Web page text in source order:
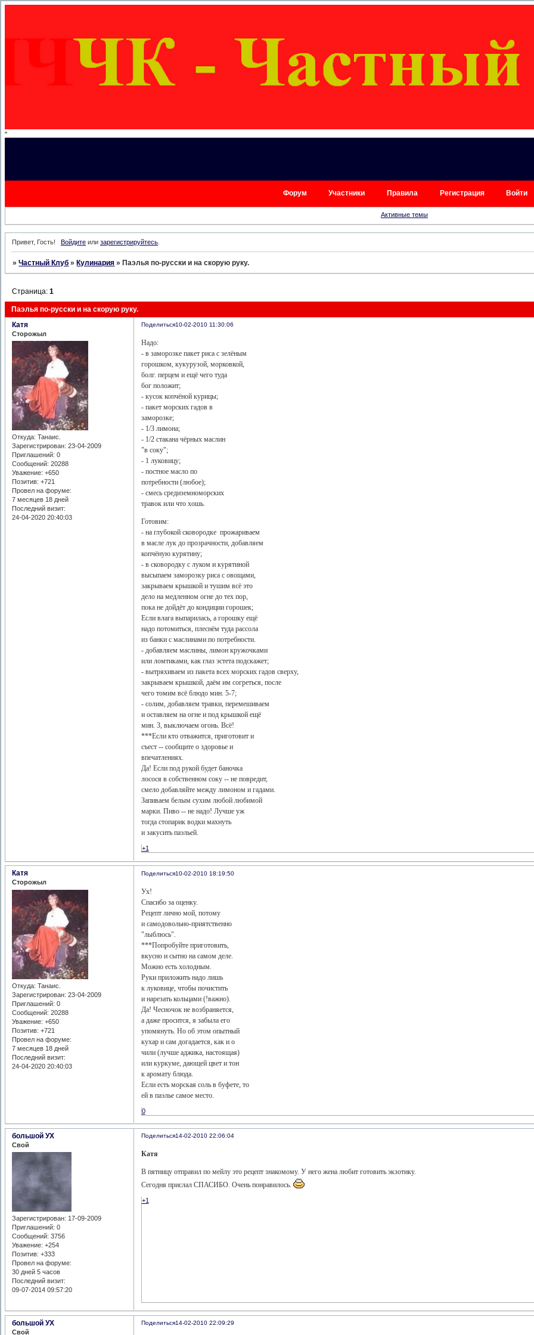
"
Форум Участники Правила Регистрация Войти
Активные темы
Привет, Гость! Войдитеили зарегистрируйтесь.
»Частный Клуб » Кулинария » Паэлья по-русски и на скорую руку.
Паэлья по-русски и на скорую руку.
Страница:1
Поделиться10-02-2010 11:30:06
Катя
Сторожыл
Откуда: Танаис.
Зарегистрирован: 23-04-2009
Приглашений: 0
Сообщений: 20288
Уважение: +650
Позитив: +721
Провел на форуме:
7 месяцев 18 дней
Последний визит:
24-04-2020 20:40:03
Надо:
- в заморозке пакет риса с зелёным
горошком, кукурузой, морковкой,
болг. перцем и ещё чего туда
бог положит;
- кусок копчёной курицы;
- пакет морских гадов в
заморозке;
- 1/3 лимона;
- 1/2 стакана чёрных маслин
"в соку";
- 1 луковицу;
- постное масло по
потребности (любое);
- смесь средиземноморских
травок или что хошь.
Готовим:
- на глубокой сковородке прожариваем
в масле лук до прозрачности, добавляем
копчёную курятину;
- в сковородку с луком и курятиной
высыпаем заморозку риса с овощами,
закрываем крышкой и тушим всё это
дело на медленном огне до тех пор,
пока не дойдёт до кондиции горошек;
Если влага выпарилась, а горошку ещё
надо потомиться, плеснём туда рассола
из банки с маслинами по потребности.
- добавляем маслины, лимон кружочками
или ломтиками, как глаз эстета подскажет;
- вытряхиваем из пакета всех морских гадов сверху,
закрываем крышкой, даём им согреться, после
чего томим всё блюдо мин. 5-7;
- солим, добавляем травки, перемешиваем
и оставляем на огне и под крышкой ещё
мин. 3, выключаем огонь. Всё!
***Если кто отважится, приготовит и
съест -- сообщите о здоровье и
впечатлениях.
Да! Если под рукой будет баночка
лосося в собственном соку -- не повредит,
смело добавляйте между лимоном и гадами.
Запиваем белым сухим любой любимой
марки. Пиво -- не надо! Лучше уж
тогда стопарик водки махнуть
и закусить паэльей.
+1
Поделиться10-02-2010 18:19:50
Катя
Сторожыл
Откуда: Танаис.
Зарегистрирован: 23-04-2009
Приглашений: 0
Сообщений: 20288
Уважение: +650
Позитив: +721
Провел на форуме:
7 месяцев 18 дней
Последний визит:
24-04-2020 20:40:03
Ух!
Спасибо за оценку.
Рецепт лично мой, потому
и самодовольно-приятственно
"лыблюсь".
***Попробуйте приготовить,
вкусно и сытно на самом деле.
Можно есть холодным.
Руки приложить надо лишь
к луковице, чтобы почистить
и нарезать кольцами (!важно).
Да! Чесночок не возбраняется,
а даже просится, я забыла его
упомянуть. Но об этом опытный
кухар и сам догадается, как и о
чили (лучше аджика, настоящая)
или куркуме, дающей цвет и тон
к аромату блюда.
Если есть морская соль в буфете, то
ей в паэлье самое место.
0
Поделиться14-02-2010 22:06:04
большой УХ
Свой
Зарегистрирован: 17-09-2009
Приглашений: 0
Сообщений: 3756
Уважение: +254
Позитив: +333
Провел на форуме:
30 дней 5 часов
Последний визит:
09-07-2014 09:57:20
Катя
В пятницу отправил по мейлу это рецепт знакомому. У него жена любит готовить экзотику.
Сегодня прислал СПАСИБО. Очень понравилось.
+1
Поделиться14-02-2010 22:09:29
большой УХ
Свой